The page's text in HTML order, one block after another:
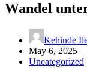
Wandel
Kehinde
May 6, 2025
Uncategorized